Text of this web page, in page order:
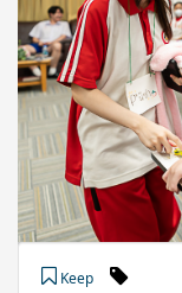
Keep